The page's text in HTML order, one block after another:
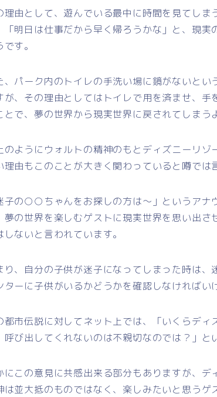
理由として、遊んでいる最中に時間を見てし
「明日は仕事だから早く帰ろうかな」と、現
す。
、パーク内のトイレの手洗い場に鏡がないと
が、その理由としてはトイレで用を済ませ、
とで、夢の世界から現実世界に戻されてしまう
のようにウォルトの精神のもとディズニーリ
理由もこのことが大きく関わっていると噂では
子の○○ちゃんをお探しの方は～」というアナ
夢の世界を楽しむゲストに現実世界を思い出
しないと言われています。
り、自分の子供が迷子になってしまった時は
ターに子供がいるかどうかを確認しなければい
都市伝説に対してネット上では、「いくらデ
呼び出してくれないのは不親切なのでは？」と
にこの意見に共感出来る部分もありますが、
は並大抵のものではなく、楽しみたいと思う